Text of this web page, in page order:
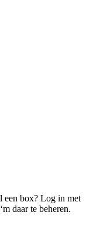
een box? Log in met
daar te beheren.